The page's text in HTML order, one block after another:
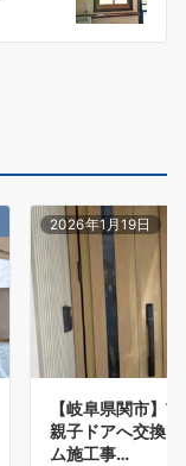
2026年1月19日
【岐阜県関市】
親子ドアへ交換
ム施工事…